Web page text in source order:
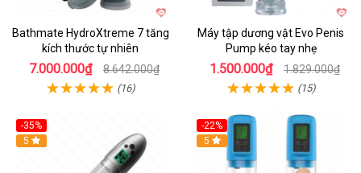
Bathmate HydroXtreme 7 tăng
kích thước tự nhiên
7.000.000₫ 8.642.000₫
(16)
Máy tập dương vật Evo Penis
Pump kéo tay nhẹ
1.500.000₫ 1.829.000₫
(15)
-35%
Hot
5
-22%
Hot
5